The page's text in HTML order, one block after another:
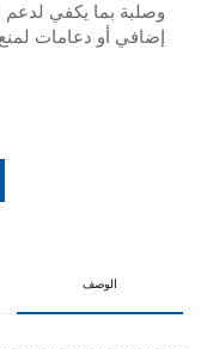
وصلبة بما يكفي لدعم
إضافي أو دعامات
الوصف